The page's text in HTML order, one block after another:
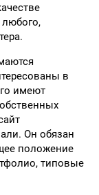
в
имеют
Он обязан
положение
типовые